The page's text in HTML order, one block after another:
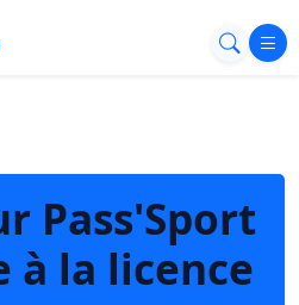
Pass'Sport
à la licence